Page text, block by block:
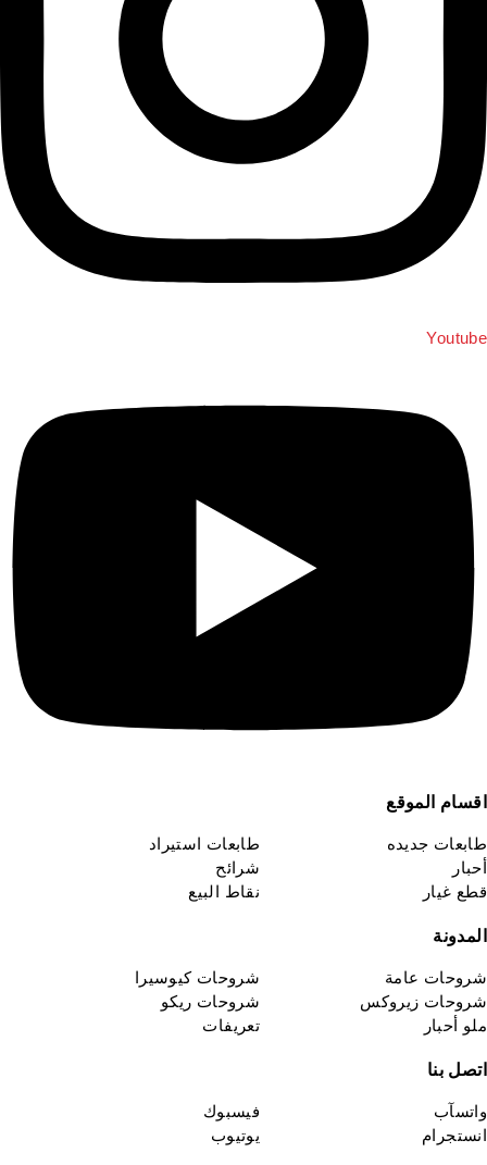
Youtube
اقسام الموقع
طابعات جديده
طابعات استيراد
أحبار
شرائح
قطع غيار
نقاط البيع
المدونة
شروحات عامة
شروحات كيوسيرا
شروحات زيروكس
شروحات ريكو
ملو أحبار
تعريفات
اتصل بنا
واتسآب
فيسبوك
انستجرام
يوتيوب